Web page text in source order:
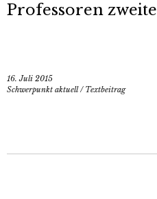
Professoren
16. Juli 2015
Schwerpunkt aktuell/ Textbeitrag